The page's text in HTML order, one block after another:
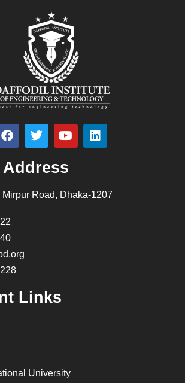
Road, Dhaka-1207
Links
University